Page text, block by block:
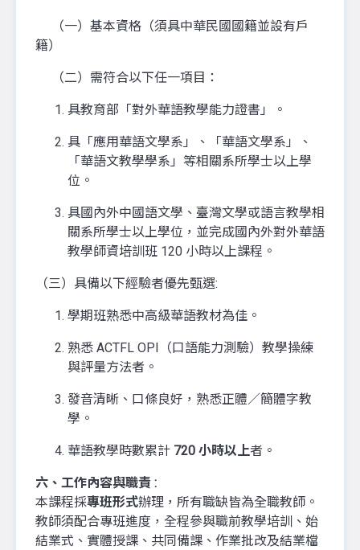
（一）基本資格（須具中華民國國籍並設有戶
籍）
（二）需符合以下任一項目：
具教育部「對外華語教學能力證書」。
具「應用華語文學系」、「華語文學系」、
「華語文教學學系」等相關系所學士以上學
位。
具國內外中國語文學、臺灣文學或語言教學相
關系所學士以上學位，並完成國內外對外華語
教學師資培訓班 120 小時以上課程。
（三）具備以下經驗者優先甄選:
學期班熟悉中高級華語教材為佳。
熟悉 ACTFL OPI（口語能力測驗）教學操練
與評量方法者。
發音清晰、口條良好，熟悉正體／簡體字教
學。
華語教學時數累計 720 小時以上者。
六、工作內容與職責 :
本課程採專班形式辦理，所有職缺皆為全職教師。
教師須配合專班進度，全程參與職前教學培訓、始
結業式、實體授課、共同備課、作業批改及結業檔